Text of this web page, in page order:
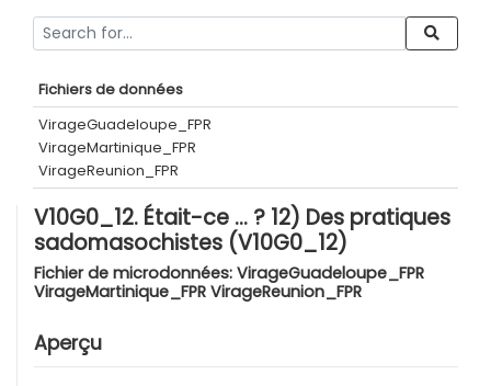
Fichiers de données
VirageGuadeloupe_FPR
VirageMartinique_FPR
VirageReunion_FPR
V10G0_12. Était-ce … ? 12) Des pratiques
sadomasochistes (V10G0_12)
Fichier de microdonnées: VirageGuadeloupe_FPR
VirageMartinique_FPR VirageReunion_FPR
Aperçu